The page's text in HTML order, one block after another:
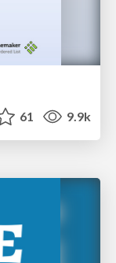
61 9.9k